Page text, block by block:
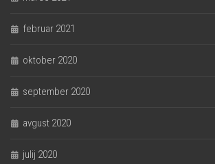
februar 2021
oktober 2020
september 2020
avgust 2020
julij 2020